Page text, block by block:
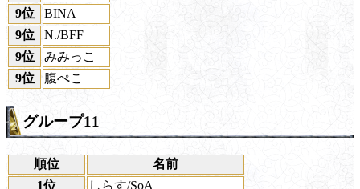
9位
BINA
9位
N./BFF
9位
みみっこ
9位
腹ぺこ
グループ11
順位
名前
1位
しらす/SoA